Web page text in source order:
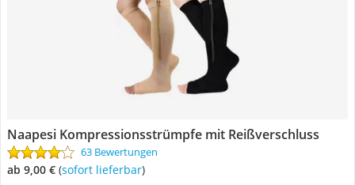
Naapesi Kompressionsstrümpfe mit Reißverschluss
63 Bewertungen
ab 9,00 € ( Sofort lieferbar)